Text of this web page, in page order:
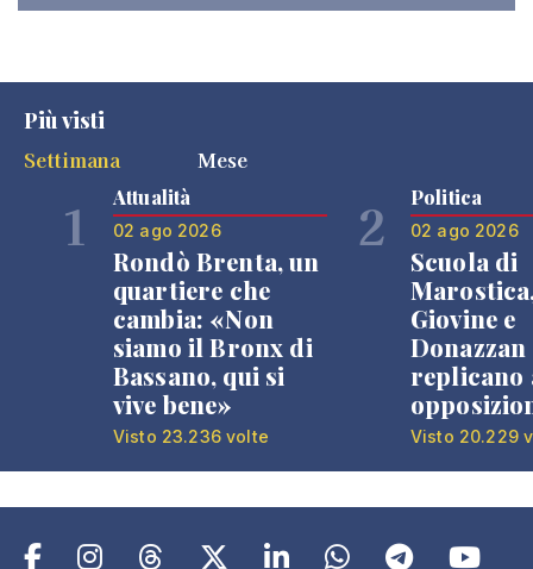
Più visti
Settimana
Mese
1 Attualità
02 ago 2026
Rondò Brenta, un
quartiere che
cambia: «Non
siamo il Bronx di
Bassano, qui si
vive bene»
Visto 23.236 volte
2 Politica
02 ago 2026
Scuola di
Giovine e
Donazzan
replicano
Visto 20.229